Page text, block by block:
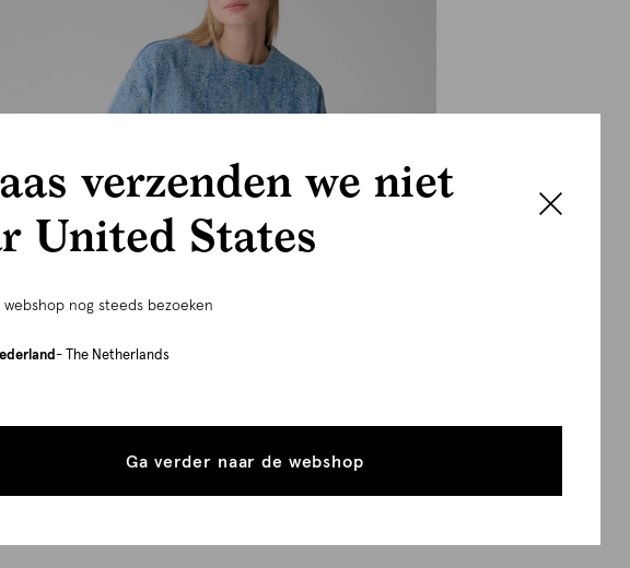
verzenden we niet
United States
nog steeds bezoeken
- The Netherlands
Ga verder naar de webshop